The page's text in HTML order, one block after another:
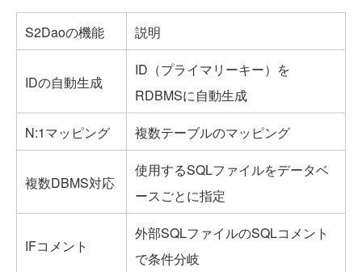
S2Daoの機能 説明
IDの自動生成
ID（プライマリーキー）を
RDBMSに自動生成
N:1マッピング
複数テーブルのマッピング
複数DBMS対応
使用するSQLファイルをデータベ
ースごとに指定
IFコメント
外部SQLファイルのSQLコメント
で条件分岐